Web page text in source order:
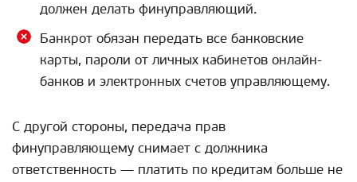
должен делать финуправляющий.
Банкрот обязан передать все банковские
карты, пароли от личных кабинетов онлайн-
банков и электронных счетов управляющему.
С другой стороны, передача прав
финуправляющему снимает с должника
ответственность — платить по кредитам больше не